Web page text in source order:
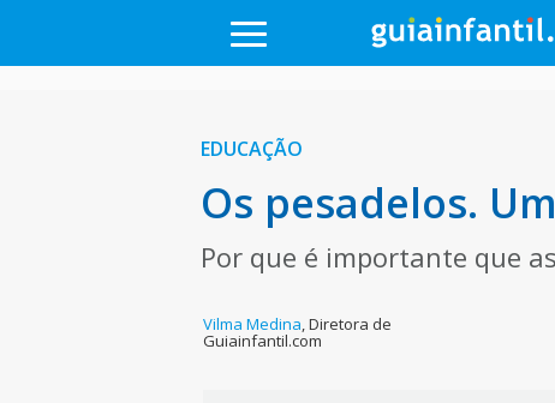
EDUCAÇÃO
Os pesadelos.
Por que é importante que
Vilma Medina,Diretora de
Guiainfantil.com